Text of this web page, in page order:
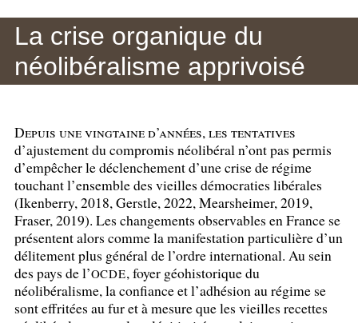
La crise organique du
néolibéralisme apprivoisé
Depuis une vingtaine d’années, les tentatives
d’ajustement du compromis néolibéral n’ont pas permis
d’empêcher le déclenchement d’une crise de régime
touchant l’ensemble des vieilles démocraties libérales
(Ikenberry, 2018, Gerstle, 2022, Mearsheimer, 2019,
Fraser, 2019). Les changements observables en France se
présentent alors comme la manifestation particulière d’un
délitement plus général de l’ordre international. Au sein
des pays de l’OCDE, foyer géohistorique du
néolibéralisme, la confiance et l’adhésion au régime se
sont effritées au fur et à mesure que les vieilles recettes